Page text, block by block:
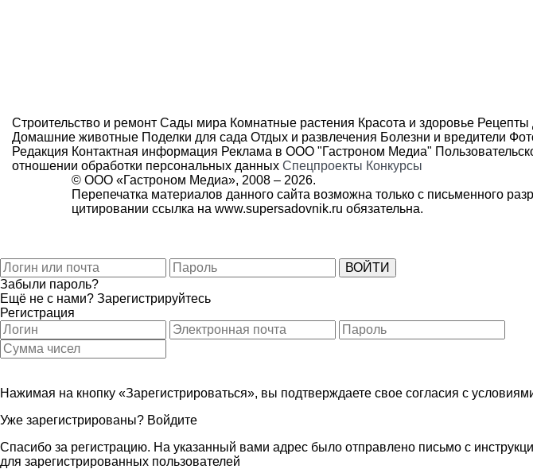
Строительство и ремонт Сады мира Комнатные растения Красота и здоровье Рецепты
Домашние животные Поделки для сада Отдых и развлечения Болезни и вредители
Редакция Контактная информация Реклама в ООО "Гастроном Медиа"
отношении обработки персональных данных Спецпроекты Конкурсы
© ООО «Гастроном Медиа», 2008 – 2026.
Перепечатка материалов данного сайта возможна только с письменного
цитировании ссылка на www.supersadovnik.ru обязательна.
Забыли пароль?
Ещё не с нами? Зарегистрируйтесь
Регистрация
Нажимая на кнопку «Зарегистрироваться», вы подтверждаете свое согласия с
Уже зарегистрированы? Войдите
Спасибо за регистрацию. На указанный вами адрес было отправлено письмо с
для зарегистрированных пользователей